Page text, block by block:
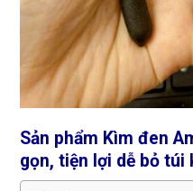
Sản phẩm Kìm đen
gọn, tiện lợi dễ bỏ túi